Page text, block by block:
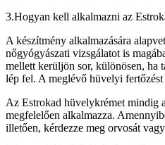
3.Hogyan kell alkalmazni az
A készítmény alkalmazására
nőgyógyászati vizsgálatot is
mellett kerüljön sor, különösen, ha
lép fel. A meglévő hüvelyi
Az Estrokad hüvelykrémet mindig
megfelelően alkalmazza.
illetően, kérdezze meg orvosát